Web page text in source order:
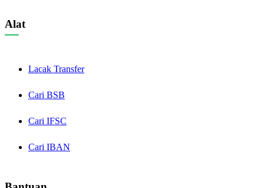
Alat
Lacak Transfer
Cari BSB
Cari IFSC
Cari IBAN